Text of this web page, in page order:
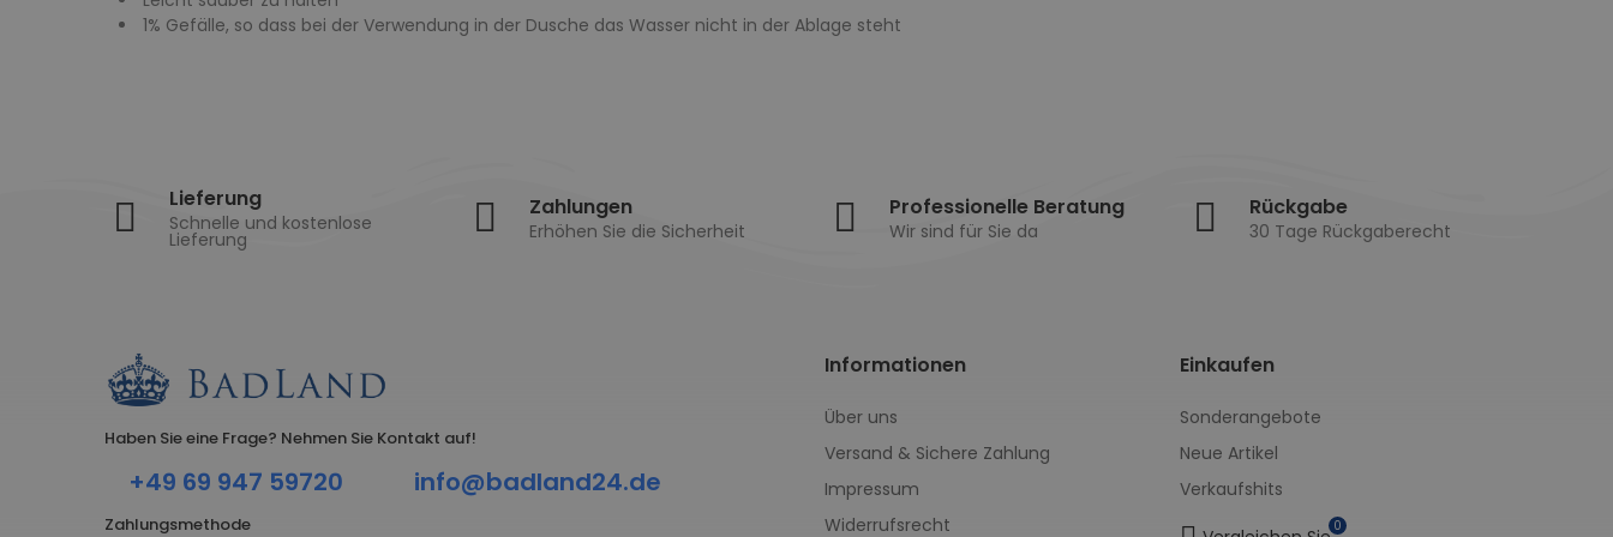
1% Gefälle, so dass bei der Verwendung in der Dusche das Wasser nicht in der Ablage steht
Lieferung
Schnelle und kostenlose
Lieferung
Zahlungen
Erhöhen Sie die Sicherheit
Professionelle Beratung
Wir sind für Sie da
Rückgabe
30 Tage Rückgaberecht
Haben Sie eine Frage? Nehmen Sie Kontakt auf!
+49 69 947 59720 info@badland24.de
Zahlungsmethode
Informationen
Über uns
Versand & Sichere Zahlung
Impressum
Widerrufsrecht
Einkaufen
Sonderangebote
Neue Artikel
Verkaufshits
0